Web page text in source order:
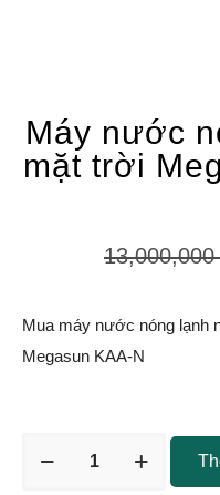
Máy nước
mặt trời
13,000,000
Mua máy nước nóng lạnh
Megasun KAA-N